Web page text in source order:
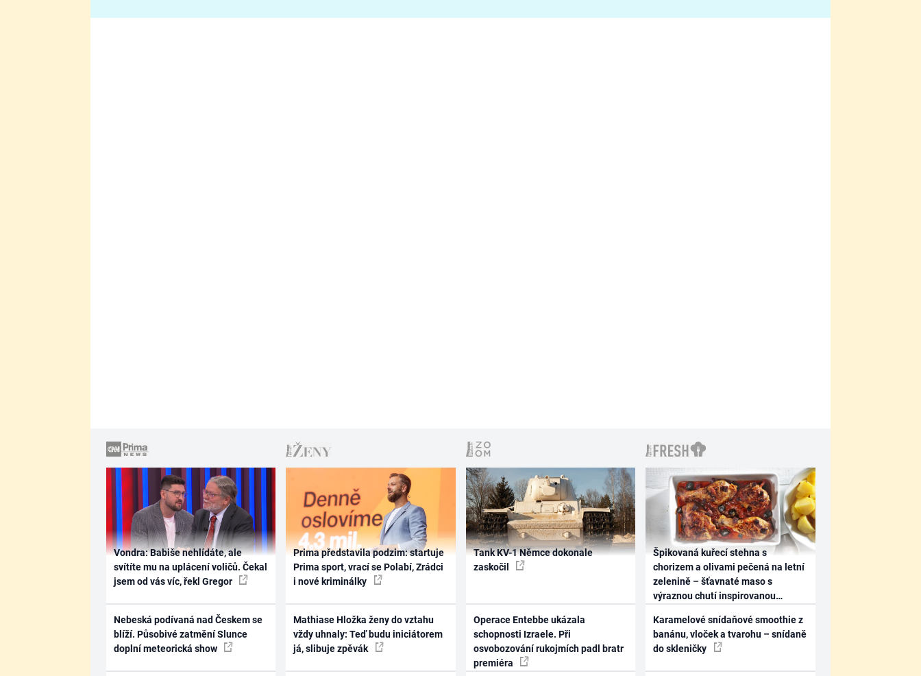
Vondra: Babiše nehlídáte, ale
svítíte mu na uplácení voličů. Čekal
jsem od vás víc, řekl Gregor
Nebeská podívaná nad Českem se
blíží. Působivé zatmění Slunce
doplní meteorická show
Prima představila podzim: startuje
Prima sport, vrací se Polabí, Zrádci
i nové kriminálky
Mathiase Hložka ženy do vztahu
vždy uhnaly: Teď budu iniciátorem
já, slibuje zpěvák
Tank KV-1 Němce dokonale
zaskočil
Operace Entebbe ukázala
schopnosti Izraele. Při
osvobozování rukojmích padl bratr
premiéra
Špikovaná kuřecí stehna s
chorizem a olivami pečená na letní
zelenině – šťavnaté maso s
výraznou chutí inspirovanou
Karamelové snídaňové smoothie z
banánu, vloček a tvarohu – snídaně
do skleničky